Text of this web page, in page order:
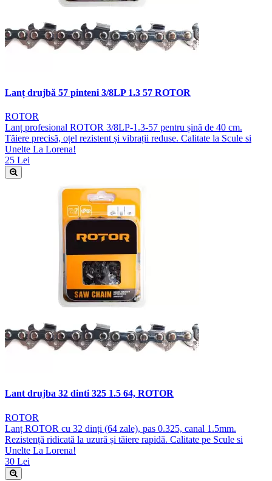
Lanț drujbă 57 pinteni 3/8LP 1.3 57 ROTOR
ROTOR
Lanț profesional ROTOR 3/8LP-1.3-57 pentru șină de 40 cm.
Tăiere precisă, oțel rezistent și vibrații reduse. Calitate la Scule si
Unelte La Lorena!
25 Lei
Lant drujba 32 dinti 325 1.5 64, ROTOR
ROTOR
Lanț ROTOR cu 32 dinți (64 zale), pas 0.325, canal 1.5mm.
Rezistență ridicată la uzură și tăiere rapidă. Calitate pe Scule si
Unelte La Lorena!
30 Lei